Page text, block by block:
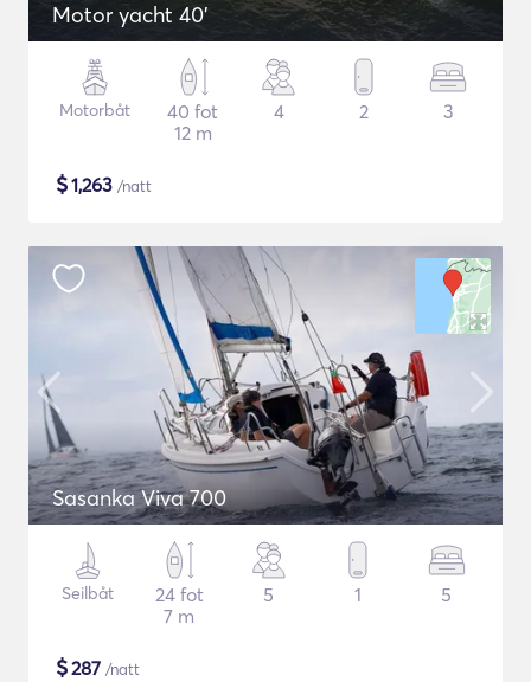
Motor yacht 40'
Motorbåt
40 fot
12 m
4 2 3
$1,263 /natt
Sasanka Viva 700
Seilbåt
24 fot
7 m
5 1 5
$287 /natt